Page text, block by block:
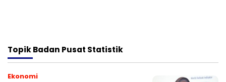
TopikBadan Pusat Statistik
Ekonomi